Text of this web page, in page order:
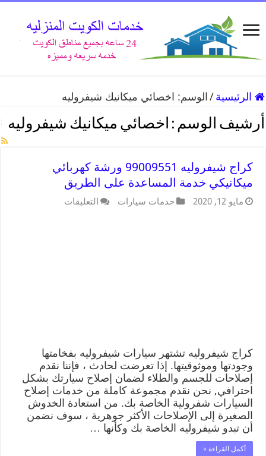
الرئيسية / الوسم: اخصائي ميكانيك شيفروليه
أرشيف الوسم : اخصائي ميكانيك شيفروليه
كراج شيفروليه 99009551 ورشة كهربائي
ميكانيكي خدمة المساعدة على الطريق
مايو 12, 2020 خدمات سيارات التعليقات
كراج شيفروليه تشتهر سيارات شيفروليه بفخامتها
وجودتها وموثوقيتها. إذا تعرضت لحادث ، فإننا نقدم
إصلاحات للجسم والطلاء لضمان إصلاح سيارتك بشكل
احترافي, نحن نقدم مجموعة كاملة من خدمات إصلاح
السيارات شفرولية الخاصة بك. من استعادة الخدوش
الصغيرة إلى الإصلاحات الأكثر جوهرية ، سوف نضمن
أن تبدو شيفروليه الخاصة بك وكأنها …
أكمل القراءة »